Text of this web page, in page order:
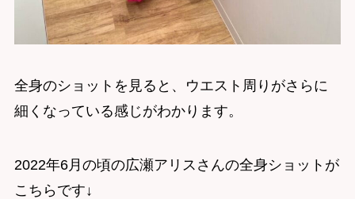
全身のショットを見ると、ウエスト周りがさらに
細くなっている感じがわかります。
2022年6月の頃の広瀬アリスさんの全身ショットが
こちらです↓